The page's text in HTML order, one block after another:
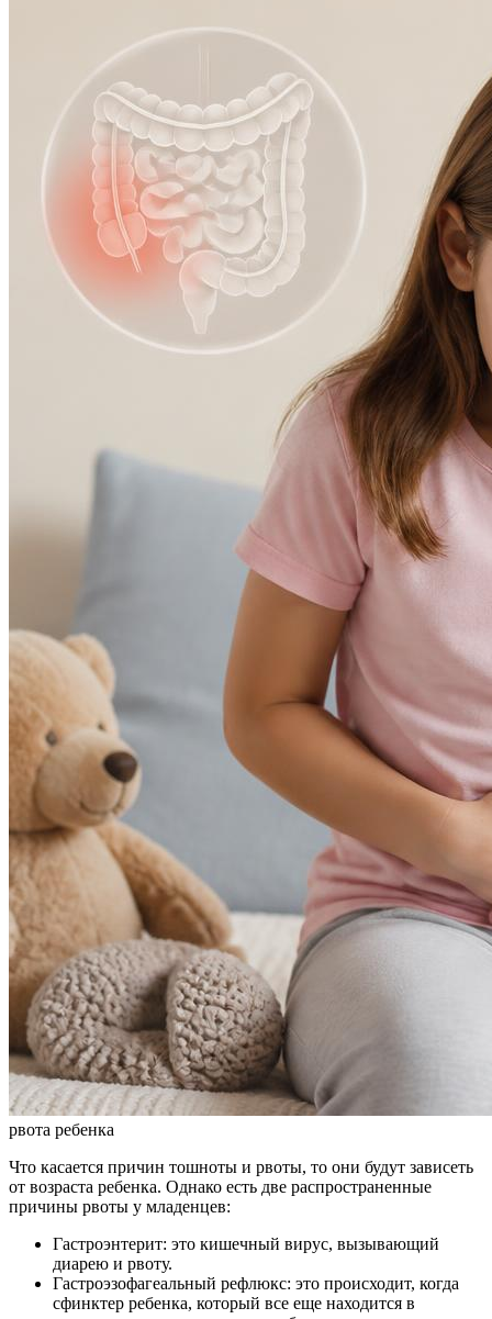
рвота ребенка
Что касается причин тошноты и рвоты, то они будут зависеть
от возраста ребенка. Однако есть две распространенные
причины рвоты у младенцев:
Гастроэнтерит: это кишечный вирус, вызывающий
диарею и рвоту.
Гастроэзофагеальный рефлюкс: это происходит, когда
сфинктер ребенка, который все еще находится в